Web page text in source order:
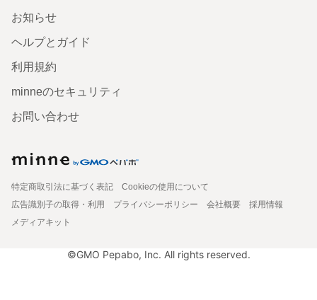
お知らせ
ヘルプとガイド
利用規約
minneのセキュリティ
お問い合わせ
特定商取引法に基づく表記
Cookieの使用について
広告識別子の取得・利用
プライバシーポリシー 会社概要
採用情報
メディアキット
©GMO Pepabo, Inc. All rights reserved.